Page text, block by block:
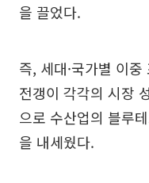
을 끌었다.
즉, 세대·국가별 이
전갱이 각각의 시장
으로 수산업의 블루
을 내세웠다.